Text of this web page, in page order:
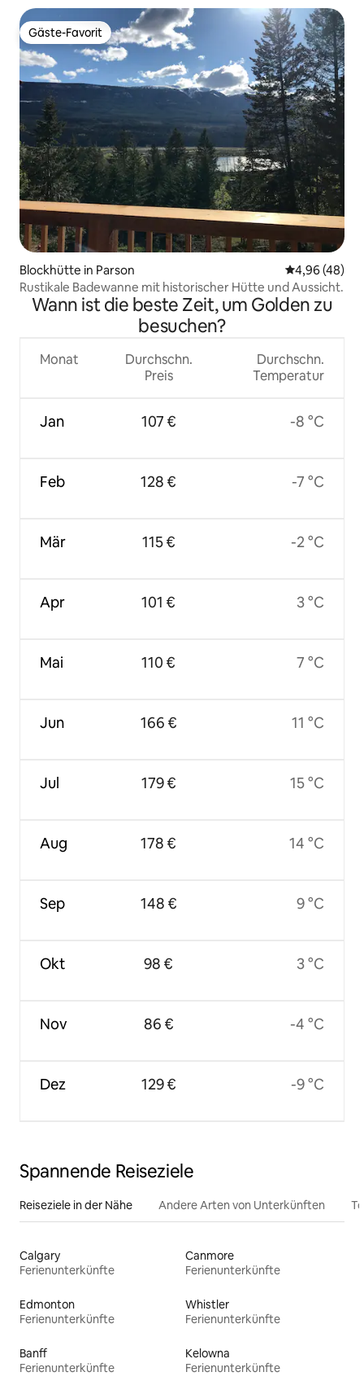
Gäste-Favorit
Gäste-Favorit
Blockhütte in Parson
4,96 (48)
Rustikale Badewanne mit historischer Hütte und Aussicht.
Wann ist die beste Zeit, um Golden zu
besuchen?
Monat
Jan
Feb
Mär
Apr
Mai
Jun
Jul
Aug
Sep
Okt
Nov
Dez
Durchschn.
Preis
107 €
128 €
115 €
101 €
110 €
166 €
179 €
178 €
148 €
98 €
86 €
129 €
Durchschn.
Temperatur
-8 °C
-7 °C
-2 °C
3 °C
7 °C
11 °C
15 °C
14 °C
9 °C
3 °C
-4 °C
-9 °C
Spannende Reiseziele
Reiseziele in der Nähe Andere Arten von Unterkünften
Calgary
Ferienunterkünfte
Canmore
Ferienunterkünfte
Edmonton
Ferienunterkünfte
Whistler
Ferienunterkünfte
Banff
Ferienunterkünfte
Kelowna
Ferienunterkünfte